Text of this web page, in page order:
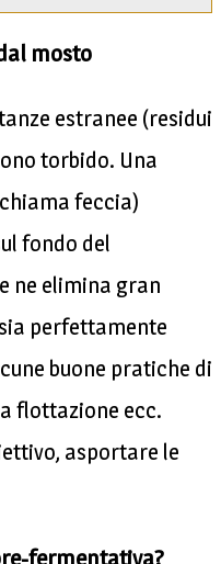
mosto
estranee (residui
torbido. Una
feccia)
fondo del
ne elimina gran
perfettamente
buone pratiche di
flottazione ecc.
asportare le
fermentativa?